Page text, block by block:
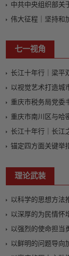
伟大征程｜坚持和
七一视角
长江十年行｜梁平
以视觉艺术打造城
重庆市南川区与哈
长江十年行｜长
锚定四方面关键举
理论武装